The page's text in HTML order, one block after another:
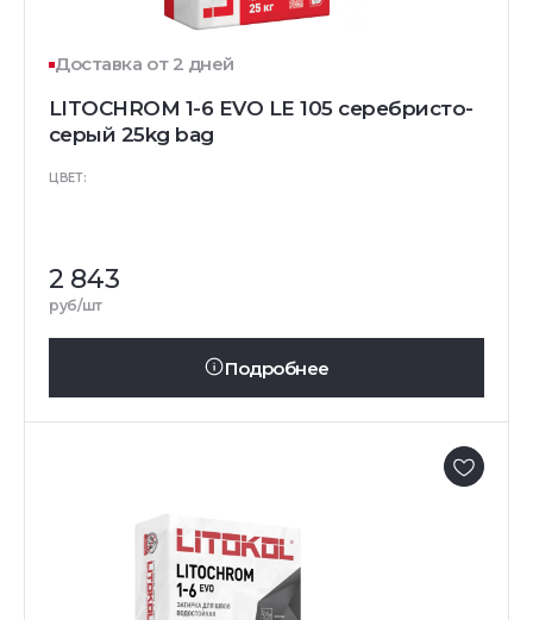
Доставка от 2 дней
LITOCHROM 1-6 EVO LE 105 серебристо-
серый 25kg bag
ЦВЕТ:
2 843
руб/шт
Подробнее